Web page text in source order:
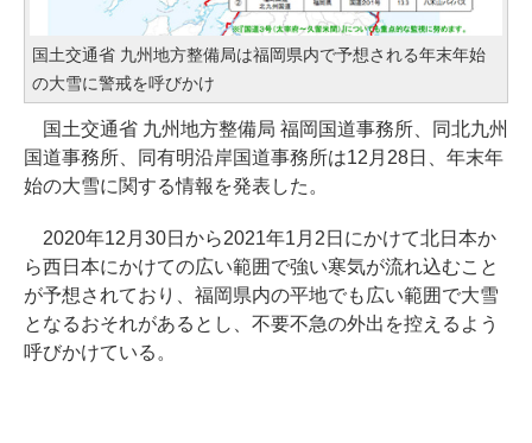
国土交通省 九州地方整備局は福岡県内で予想される年末年始
の大雪に警戒を呼びかけ
国土交通省 九州地方整備局 福岡国道事務所、同北九州
国道事務所、同有明沿岸国道事務所は12月28日、年末年
始の大雪に関する情報を発表した。
2020年12月30日から2021年1月2日にかけて北日本か
ら西日本にかけての広い範囲で強い寒気が流れ込むこと
が予想されており、福岡県内の平地でも広い範囲で大雪
となるおそれがあるとし、不要不急の外出を控えるよう
呼びかけている。